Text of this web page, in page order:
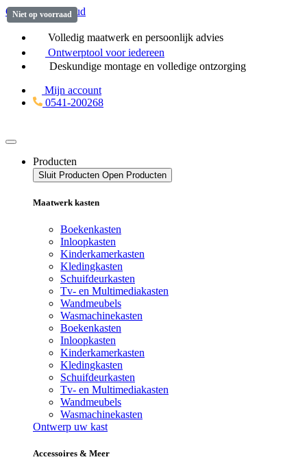
Ga naar de inhoud
Volledig maatwerk en persoonlijk advies
Ontwerptool voor iedereen
Deskundige montage en volledige ontzorging
Mijn account
0541-200268
Producten
Sluit Producten Open Producten
Maatwerk kasten
Boekenkasten
Inloopkasten
Kinderkamerkasten
Kledingkasten
Schuifdeurkasten
Tv- en Multimediakasten
Wandmeubels
Wasmachinekasten
Boekenkasten
Inloopkasten
Kinderkamerkasten
Kledingkasten
Schuifdeurkasten
Tv- en Multimediakasten
Wandmeubels
Wasmachinekasten
Ontwerp uw kast
Accessoires & Meer
Niet op voorraad